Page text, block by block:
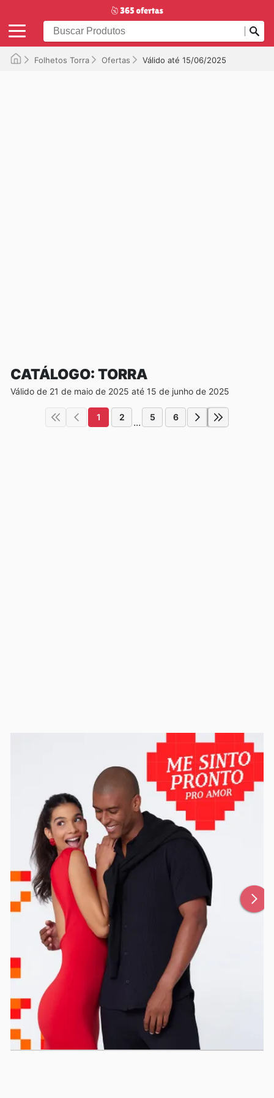
Folhetos Torra Ofertas Válido até 15/06/2025
CATÁLOGO: TORRA
Válido de 21 de maio de 2025 até 15 de junho de 2025
1 2 ... 5 6